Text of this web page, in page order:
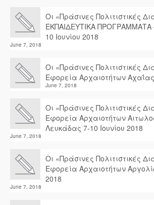
Οι «Πράσινες Πολιτιστικές
ΕΚΠΑΙΔΕΥΤΙΚΑ ΠΡΟΓΡΑΜΜΑΤΑ
10 Ιουνίου 2018
June 7, 2018
Οι «Πράσινες Πολιτιστικές
Εφορεία Αρχαιοτήτων Αχαΐας
June 7, 2018
Οι «Πράσινες Πολιτιστικές
Εφορεία Αρχαιοτήτων
Λευκάδας 7-10 Ιουνίου 2018
June 7, 2018
Οι «Πράσινες Πολιτιστικές
Εφορεία Αρχαιοτήτων
2018
June 7, 2018